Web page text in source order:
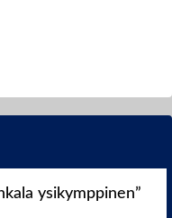
ysikymppinen”